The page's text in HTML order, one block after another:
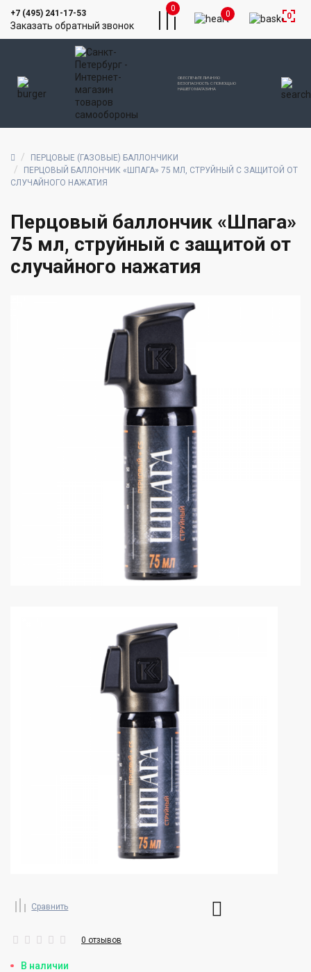
+7 (495) 241-17-53
Заказать обратный звонок
ОБЕСПЕЧЬТЕ ЛИЧНУЮ
БЕЗОПАСНОСТЬ С ПОМОЩЬЮ
НАШЕГО МАГАЗИНА
0
0 0
ПЕРЦОВЫЕ (ГАЗОВЫЕ) БАЛЛОНЧИКИ
ПЕРЦОВЫЙ БАЛЛОНЧИК «ШПАГА» 75 МЛ, СТРУЙНЫЙ С ЗАЩИТОЙ ОТ
СЛУЧАЙНОГО НАЖАТИЯ
Перцовый баллончик «Шпага»
75 мл, струйный с защитой от
случайного нажатия
Сравнить
0 отзывов
В наличии